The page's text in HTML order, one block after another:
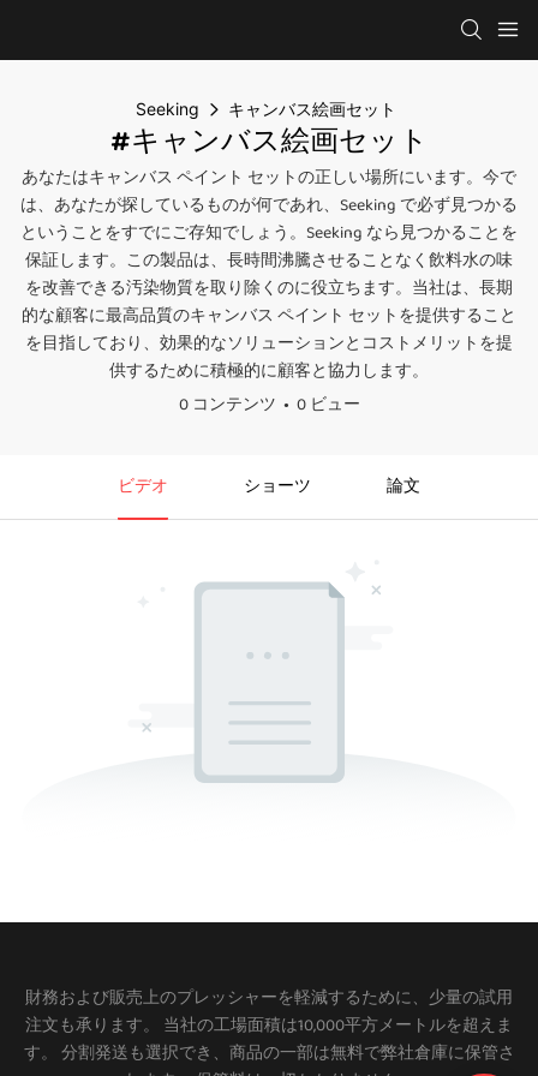
Seeking キャンバス絵画セット
#キャンバス絵画セット
あなたはキャンバス ペイント セットの正しい場所にいます。今で
は、あなたが探しているものが何であれ、Seeking で必ず見つかる
ということをすでにご存知でしょう。Seeking なら見つかることを
保証します。この製品は、長時間沸騰させることなく飲料水の味
を改善できる汚染物質を取り除くのに役立ちます。当社は、長期
的な顧客に最高品質のキャンバス ペイント セットを提供すること
を目指しており、効果的なソリューションとコストメリットを提
供するために積極的に顧客と協力します。
0 コンテンツ
0 ビュー
ビデオ ショーツ 論文
財務および販売上のプレッシャーを軽減するために、少量の試用
注文も承ります。 当社の工場面積は10,000平方メートルを超えま
す。 分割発送も選択でき、商品の一部は無料で弊社倉庫に保管さ